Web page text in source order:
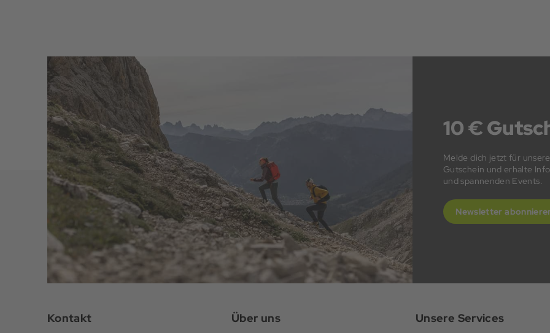
10 €
Melde dich jetzt für
Gutschein und erhalte
und spannenden Events.
Newsletter
Kontakt Über uns Unsere Services